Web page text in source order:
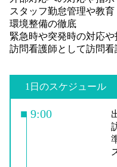
スタッフ勤怠管理や教育
環境整備の徹底
緊急時や突発時の対応や
訪問看護師として訪問
1日のスケジュール
■ 9:00